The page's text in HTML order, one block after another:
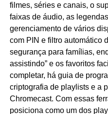
filmes, séries e canais, o
faixas de áudio, as
gerenciamento de vários
com PIN e filtro automático
segurança para famílias,
assistindo” e os favoritos
completar, há guia de
criptografia de playlists e a
Chromecast. Com essas
posiciona como um dos